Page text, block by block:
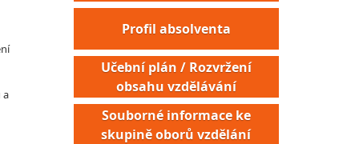
a
Profil absolventa
Učební plán / Rozvržení
obsahu vzdělávání
Souborné informace ke
skupině oborů vzdělání